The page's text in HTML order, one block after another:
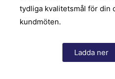
tydliga kvalitetsmål för din
kundmöten.
Ladda ner